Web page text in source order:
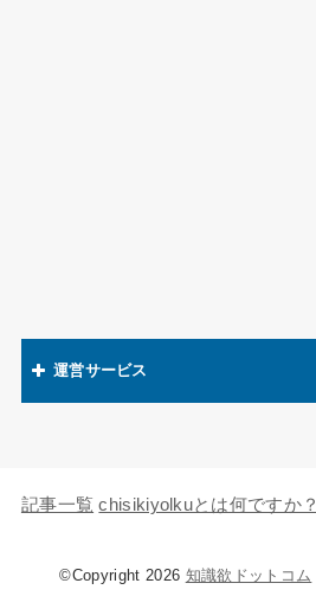
運営サービス
キャラの知識欲
記事一覧 chisikiyolkuとは何ですか？
©Copyright 2026 知識欲ドットコム